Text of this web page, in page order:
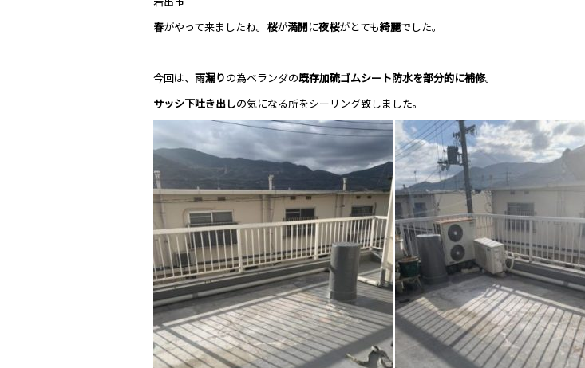
春がやって来ましたね。 桜が満開に夜桜がとても綺麗でした。
今回は、 雨漏りの為ベランダの既存加硫ゴムシート防水を部分的に補修。
サッシ下吐き出しの気になる所をシーリング致しました。